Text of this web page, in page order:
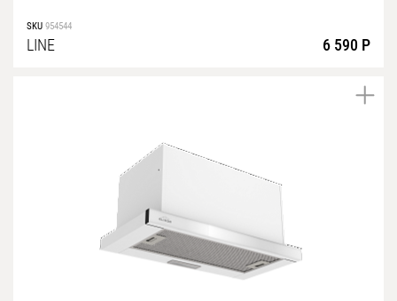
SKU 954544
LINE 6 590 Р